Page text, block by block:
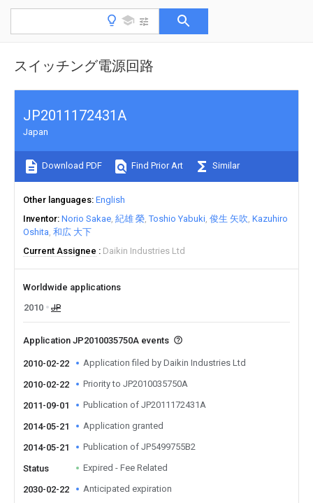
スイッチング電源回路
JP2011172431A
Japan
Download PDF Find Prior Art Similar
Other languages English
Inventor Norio Sakae 紀雄 榮 Toshio Yabuki 俊生 矢吹 Kazuhiro
Oshita 和広 大下
Current Assignee
Daikin Industries Ltd
Worldwide applications
2010
JP
Application JP2010035750A events
2010-02-22 Application filed by Daikin Industries Ltd
2010-02-22 Priority to JP2010035750A
2011-09-01 Publication of JP2011172431A
2014-05-21 Application granted
2014-05-21 Publication of JP5499755B2
Status Expired - Fee Related
2030-02-22 Anticipated expiration